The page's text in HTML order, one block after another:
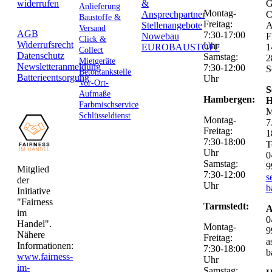
widerrufen
AGB
Widerrufsrecht
Datenschutz
Newsletteranmeldung
Batterieentsorgung
Mitglied
der
Initiative
"Fairness
im
Handel".
Nähere
Informationen:
www.fairness-
im-
Anlieferung
Baustoffe &
Versand
Click &
Collect
Mietgeräte
Betontankstelle
Vor-Ort-
Aufmaße
Farbmischservice
Schlüsseldienst
&
Ansprechpartner
Stellenangebote
Nowebau
EUROBAUSTOFF
Montag-
Freitag:
7:30-17:00
Uhr
Samstag:
7:30-12:00
Uhr
Hambergen:
Montag-
Freitag:
7:30-18:00
Uhr
Samstag:
7:30-12:00
Uhr
Tarmstedt:
Montag-
Freitag:
7:30-18:00
Uhr